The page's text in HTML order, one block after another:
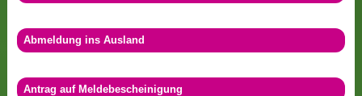
Abmeldung ins Ausland
Antrag auf Meldebescheinigung